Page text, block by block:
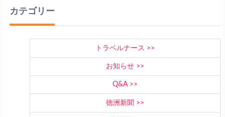
カテゴリー
トラベルナース
お知らせ
Q&A
徳洲新聞